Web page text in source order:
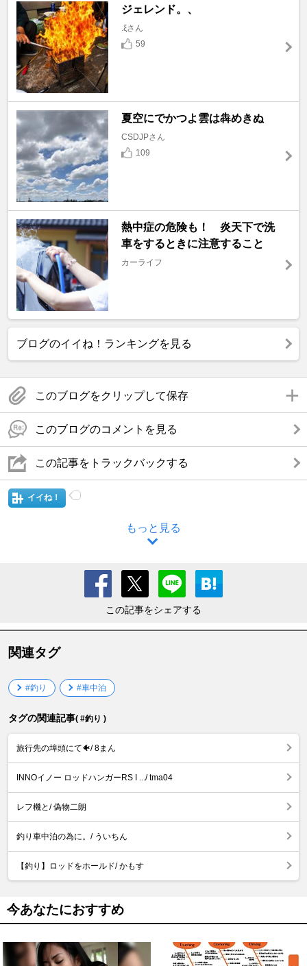
ジェレンド。、
.ξさん
59
夏空にでかつよ雲は犇めきぬ
CSDJPさん
109
熱中症の危険も！ 炎天下で洗
車をするときに注意すること
カーライフ
ブログのイイね！ランキングを見る
このブログをクリップして保存
このブログのコメントを見る
この記事をトラックバックする
イイね！
もっと見る
この記事をシェアする
関連タグ
#釣り #車中泊
タグの関連記事( #釣り )
旅行先の埠頭にて🐠/ 8まん
INNOイノー ロッドハンガーRS I .../ tma04
レフ機と/ 偽物二朗
釣り車中泊の為に。/ ういちん
【釣り】ロッドをホールド/ かもす
今あなたにおすすめ